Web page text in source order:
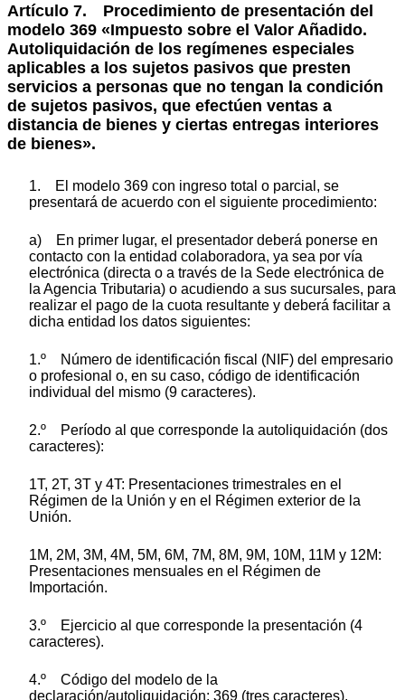
Artículo 7. Procedimiento de presentación del
modelo 369 «Impuesto sobre el Valor Añadido.
Autoliquidación de los regímenes especiales
aplicables a los sujetos pasivos que presten
servicios a personas que no tengan la condición
de sujetos pasivos, que efectúen ventas a
distancia de bienes y ciertas entregas interiores
de bienes».
1. El modelo 369 con ingreso total o parcial, se
presentará de acuerdo con el siguiente procedimiento:
a) En primer lugar, el presentador deberá ponerse en
contacto con la entidad colaboradora, ya sea por vía
electrónica (directa o a través de la Sede electrónica de
la Agencia Tributaria) o acudiendo a sus sucursales, para
realizar el pago de la cuota resultante y deberá facilitar a
dicha entidad los datos siguientes:
1.º Número de identificación fiscal (NIF) del empresario
o profesional o, en su caso, código de identificación
individual del mismo (9 caracteres).
2.º Período al que corresponde la autoliquidación (dos
caracteres):
1T, 2T, 3T y 4T: Presentaciones trimestrales en el
Régimen de la Unión y en el Régimen exterior de la
Unión.
1M, 2M, 3M, 4M, 5M, 6M, 7M, 8M, 9M, 10M, 11M y 12M:
Presentaciones mensuales en el Régimen de
Importación.
3.º Ejercicio al que corresponde la presentación (4
caracteres).
4.º Código del modelo de la
declaración/autoliquidación: 369 (tres caracteres).